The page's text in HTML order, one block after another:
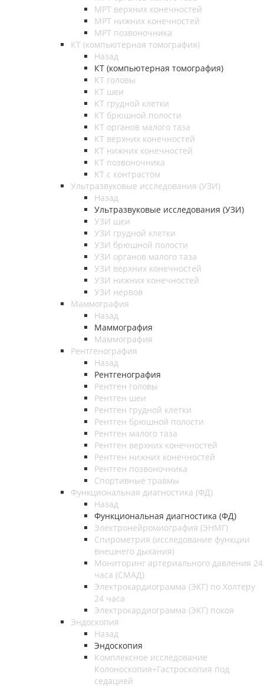
МРТ верхних конечностей
МРТ нижних конечностей
МРТ позвоночника
КТ (компьютерная томография)
Назад
КТ (компьютерная томография)
КТ головы
КТ шеи
КТ грудной клетки
КТ брюшной полости
КТ органов малого таза
КТ верхних конечностей
КТ нижних конечностей
КТ позвоночника
КТ с контрастом
Ультразвуковые исследования (УЗИ)
Назад
Ультразвуковые исследования (УЗИ)
УЗИ шеи
УЗИ грудной клетки
УЗИ брюшной полости
УЗИ органов малого таза
УЗИ верхних конечностей
УЗИ нижних конечностей
УЗИ нервов
Маммография
Назад
Маммография
Маммография
Рентгенография
Назад
Рентгенография
Рентген головы
Рентген шеи
Рентген грудной клетки
Рентген брюшной полости
Рентген малого таза
Рентген верхних конечностей
Рентген нижних конечностей
Рентген позвоночника
Спортивные травмы
Функциональная диагностика (ФД)
Назад
Функциональная диагностика (ФД)
Электронейромиография (ЭНМГ)
Спирометрия (исследование функции
внешнего дыхания)
Мониторинг артериального давления 24
часа (СМАД)
Электрокардиограмма (ЭКГ) по Холтеру
24 часа
Электрокардиограмма (ЭКГ) покоя
Эндоскопия
Назад
Эндоскопия
Комплексное исследование
Колоноскопия+Гастроскопия под
седацией